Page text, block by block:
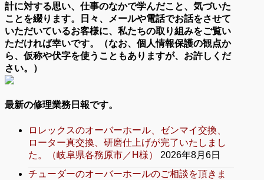
計に対する思い、仕事のなかで学んだこと、気づいた
ことを綴ります。日々、メールや電話でお話をさせて
いただいているお客様に、私たちの取り組みをご覧い
ただければ幸いです。（なお、個人情報保護の観点か
ら、仮称や伏字を使うこともありますが、お許しくだ
さい。）
最新の修理業務日報です。
ロレックスのオーバーホール、ゼンマイ交換、
ローター真交換、研磨仕上げが完了いたしまし
た。（岐阜県各務原市／H様）
2026年8月6日
チューダーのオーバーホールのご相談を頂きま